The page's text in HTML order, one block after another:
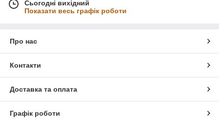
Сьогодні вихідний
Показати весь графік роботи
Про нас
Контакти
Доставка та оплата
Графік роботи